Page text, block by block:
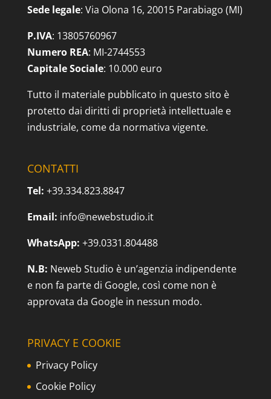
Sede legale: Via Olona 16, 20015 Parabiago (MI)
P.IVA: 13805760967
Numero REA: MI-2744553
Capitale Sociale: 10.000 euro
Tutto il materiale pubblicato in questo sito è
protetto dai diritti di proprietà intellettuale e
industriale, come da normativa vigente.
CONTATTI
Tel: +39.334.823.8847
Email: info@newebstudio.it
WhatsApp: +39.0331.804488
N.B: Neweb Studio è un’agenzia indipendente
e non fa parte di Google, così come non è
approvata da Google in nessun modo.
PRIVACY E COOKIE
Privacy Policy
Cookie Policy